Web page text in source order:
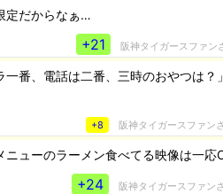
定だからなぁ…
+21 阪神タイガースファン
一番、電話は二番、三時のおやつは？
+8 阪神タイガースファン
ニューのラーメン食べてる映像は一応
+24 阪神タイガースファン